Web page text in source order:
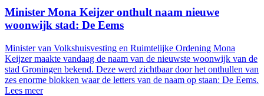
Minister Mona Keijzer onthult naam nieuwe
woonwijk stad: De Eems
Minister van Volkshuisvesting en Ruimtelijke Ordening Mona
Keijzer maakte vandaag de naam van de nieuwste woonwijk van de
stad Groningen bekend. Deze werd zichtbaar door het onthullen van
zes enorme blokken waar de letters van de naam op staan: De Eems.
Lees meer